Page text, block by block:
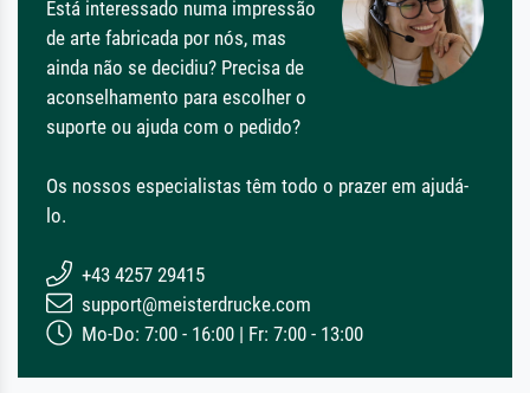
Está interessado numa impressão
de arte fabricada por nós, mas
ainda não se decidiu? Precisa de
aconselhamento para escolher o
suporte ou ajuda com o pedido?
Os nossos especialistas têm todo o prazer em ajudá-
lo.
+43 4257 29415
support@meisterdrucke.com
Mo-Do: 7:00 - 16:00 | Fr: 7:00 - 13:00